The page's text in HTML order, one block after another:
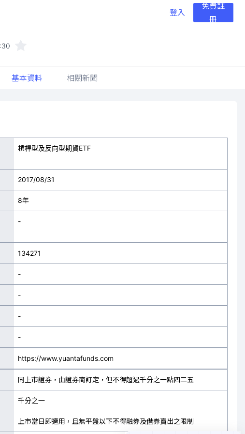
登入
免費註
冊
基本資料 相關新聞
槓桿型及反向型期貨ETF
2017/08/31
8年
-
134271
-
-
-
-
https://www.yuantafunds.com
同上市證券，由證券商訂定，但不得超過千分之一點四二五
千分之一
上市當日即適用，且無平盤以下不得融券及借券賣出之限制